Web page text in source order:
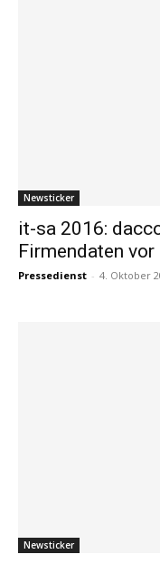
Newsticker
it-sa 2016:
Firmendaten
Pressedienst - 4. Oktober
Newsticker